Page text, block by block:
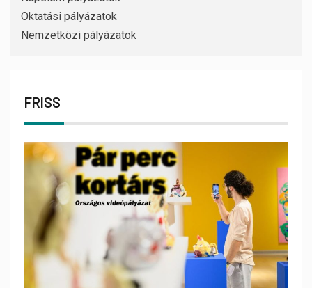
Oktatási pályázatok
Nemzetközi pályázatok
FRISS